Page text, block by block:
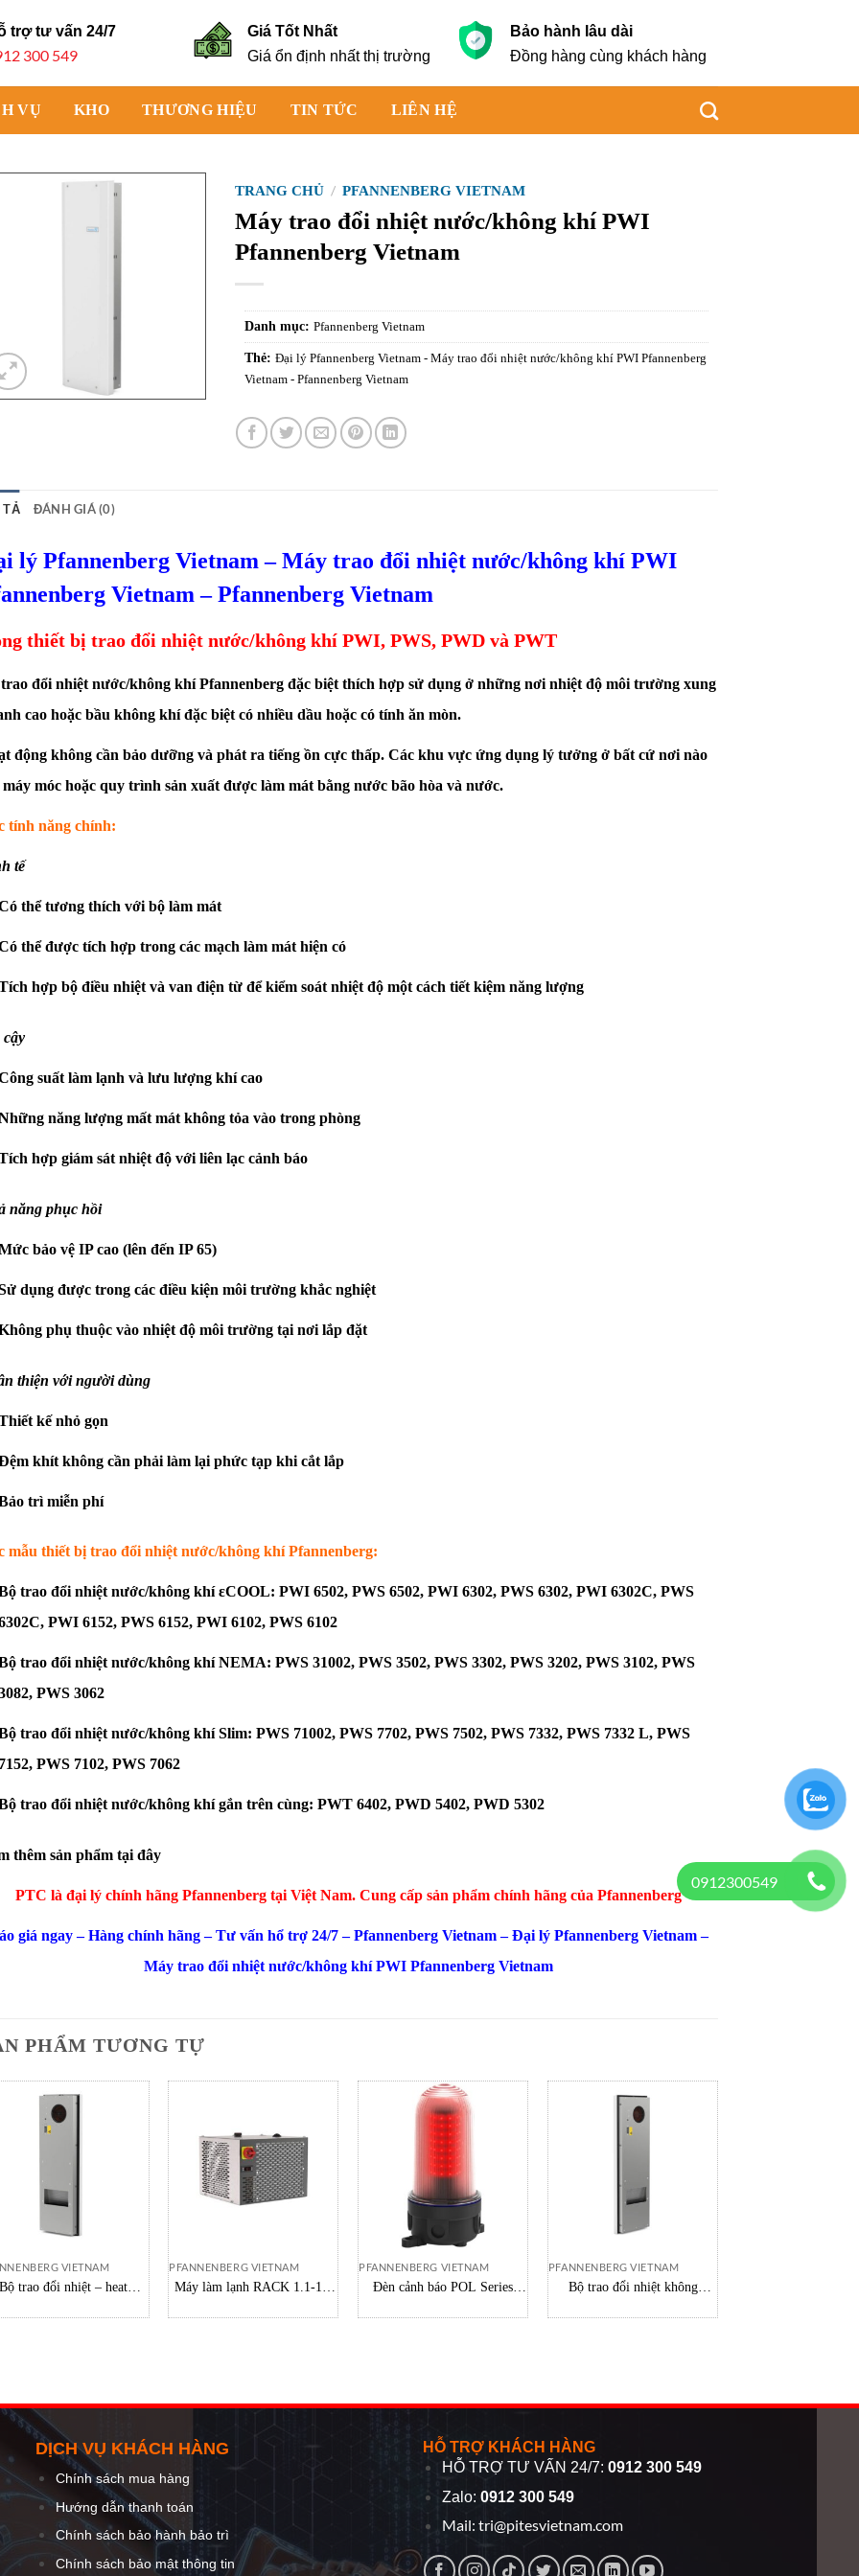
trợ tư vấn 24/7
300 549
Giá Tốt Nhất
Giá ổn định nhất thị trường
Bảo hành lâu dài
Đồng hàng cùng khách hàng
VỤ KHO THƯƠNG HIỆU TIN TỨC LIÊN HỆ
TRANG CHỦ / PFANNENBERG VIETNAM
Máy trao đổi nhiệt nước/không khí PWI
Pfannenberg Vietnam
Danh mục: Pfannenberg Vietnam
Thẻ: Đại lý Pfannenberg Vietnam - Máy trao đổi nhiệt nước/không khí PWI Pfannenberg
Vietnam - Pfannenberg Vietnam
TẢ ĐÁNH GIÁ (0)
lý Pfannenberg Vietnam – Máy trao đổi nhiệt nước/không khí PWI
Vietnam – Pfannenberg Vietnam
thiết bị trao đổi nhiệt nước/không khí PWI, PWS, PWD và PWT
đổi nhiệt nước/không khí Pfannenberg đặc biệt thích hợp sử dụng ở những nơi nhiệt độ môi trường xung
cao hoặc bầu không khí đặc biệt có nhiều dầu hoặc có tính ăn mòn.
động không cần bảo dưỡng và phát ra tiếng ồn cực thấp. Các khu vực ứng dụng lý tưởng ở bất cứ nơi nào
máy móc hoặc quy trình sản xuất được làm mát bằng nước bão hòa và nước.
tính năng chính:
tế
thể tương thích với bộ làm mát
thể được tích hợp trong các mạch làm mát hiện có
hợp bộ điều nhiệt và van điện từ để kiểm soát nhiệt độ một cách tiết kiệm năng lượng
cậy
suất làm lạnh và lưu lượng khí cao
năng lượng mất mát không tỏa vào trong phòng
hợp giám sát nhiệt độ với liên lạc cảnh báo
năng phục hồi
bảo vệ IP cao (lên đến IP 65)
dụng được trong các điều kiện môi trường khắc nghiệt
phụ thuộc vào nhiệt độ môi trường tại nơi lắp đặt
thiện với người dùng
kế nhỏ gọn
khít không cần phải làm lại phức tạp khi cắt lắp
trì miễn phí
mẫu thiết bị trao đổi nhiệt nước/không khí Pfannenberg:
trao đổi nhiệt nước/không khí εCOOL: PWI 6502, PWS 6502, PWI 6302, PWS 6302, PWI 6302C, PWS
PWI 6152, PWS 6152, PWI 6102, PWS 6102
trao đổi nhiệt nước/không khí NEMA: PWS 31002, PWS 3502, PWS 3302, PWS 3202, PWS 3102, PWS
PWS 3062
trao đổi nhiệt nước/không khí Slim: PWS 71002, PWS 7702, PWS 7502, PWS 7332, PWS 7332 L, PWS
7152, PWS 7102, PWS 7062
trao đổi nhiệt nước/không khí gắn trên cùng: PWT 6402, PWD 5402, PWD 5302
thêm sản phẩm tại đây
PTC là đại lý chính hãng Pfannenberg tại Việt Nam. Cung cấp sản phẩm chính hãng của Pfannenberg
giá ngay – Hàng chính hãng – Tư vấn hổ trợ 24/7 – Pfannenberg Vietnam– Đại lý Pfannenberg Vietnam –
Máy trao đổi nhiệt nước/không khí PWI Pfannenberg Vietnam
PHẨM TƯƠNG TỰ
VIETNAM
Bộ trao đổi nhiệt – heat
Pfannenberg
PFANNENBERG VIETNAM
Máy làm lạnh RACK 1.1-1.7
PFANNENBERG VIETNAM
Đèn cảnh báo POL Series
PFANNENBERG VIETNAM
Bộ trao đổi nhiệt không
12893301055 Pfannenberg
DỊCH VỤ KHÁCH HÀNG
Chính sách mua hàng
Hướng dẫn thanh toán
Chính sách bảo hành bảo trì
Chính sách bảo mật thông tin
HỖ TRỢ KHÁCH HÀNG
HỖ TRỢ TƯ VẤN 24/7:0912 300 549
Zalo:0912 300 549
Mail:tri@pitesvietnam.com
0912300549